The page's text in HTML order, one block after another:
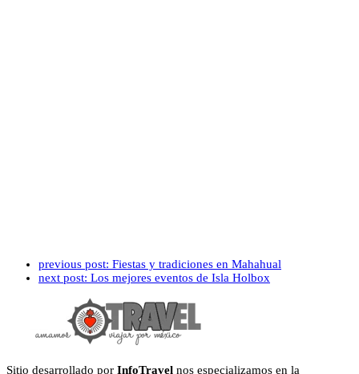
previous post: Fiestas y tradiciones en Mahahual
next post: Los mejores eventos de Isla Holbox
Sitio desarrollado por InfoTravel nos especializamos en la